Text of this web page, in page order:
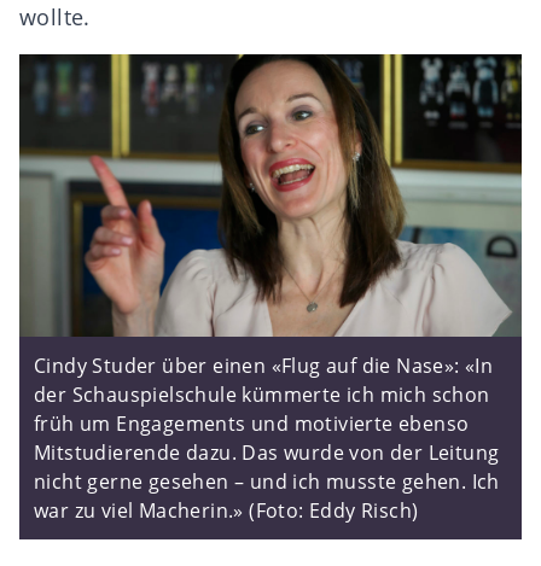
wollte.
Cindy Studer über einen «Flug auf die Nase»: «In
der Schauspielschule kümmerte ich mich schon
früh um Engagements und motivierte ebenso
Mitstudierende dazu. Das wurde von der Leitung
nicht gerne gesehen – und ich musste gehen. Ich
war zu viel Macherin.» (Foto: Eddy Risch)